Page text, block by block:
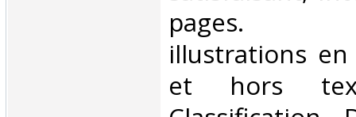
pages.
illustrations
et hors